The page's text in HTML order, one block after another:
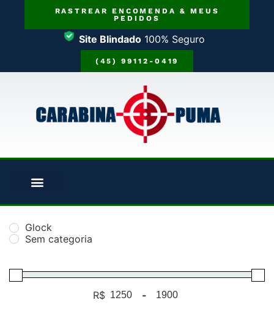
RASTREAR ENCOMENDA & MEUS
PEDIDOS
Site Blindado100% Seguro
(45) 99112-0419
Glock
Sem categoria
R$ Minimum Price
-
Maximum Price